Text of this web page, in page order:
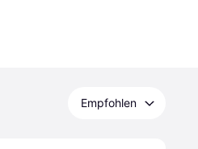
Empfohlen